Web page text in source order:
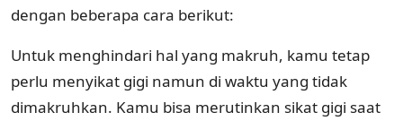
dengan beberapa cara berikut:
Untuk menghindari hal yang makruh, kamu tetap
perlu menyikat gigi namun di waktu yang tidak
dimakruhkan. Kamu bisa merutinkan sikat gigi saat